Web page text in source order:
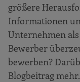
größere
Informationen
Unternehmen
Bewerber
bewerben?
Blogbeitrag